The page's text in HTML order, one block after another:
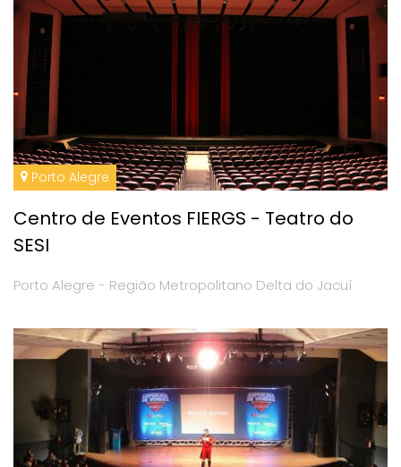
Porto Alegre
Centro de Eventos FIERGS - Teatro do
SESI
Porto Alegre - Região Metropolitano Delta do Jacuí